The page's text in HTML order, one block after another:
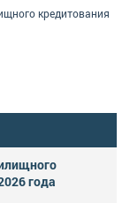
кредитования
года